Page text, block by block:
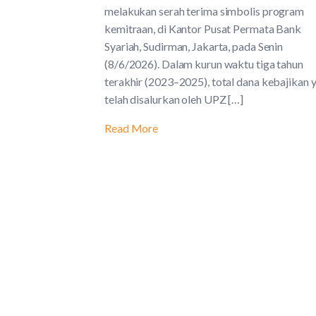
melakukan serah terima simbolis program
kemitraan, di Kantor Pusat Permata Bank
Syariah, Sudirman, Jakarta, pada Senin
(8/6/2026). Dalam kurun waktu tiga tahun
terakhir (2023–2025), total dana kebajikan
telah disalurkan oleh UPZ […]
Read More